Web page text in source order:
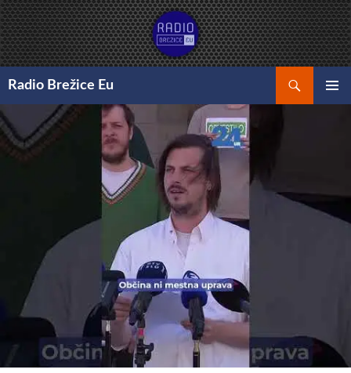
Preskoči
na
vsebino
Radio Brežice Eu